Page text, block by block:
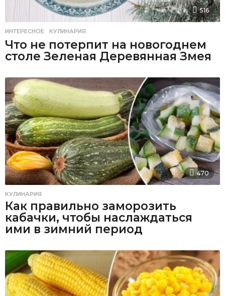
516
ИНТЕРЕСНОЕ ,КУЛИНАРИЯ
Что не потерпит на новогоднем
столе Зеленая Деревянная Змея
470
КУЛИНАРИЯ
Как правильно заморозить
кабачки, чтобы наслаждаться
ими в зимний период